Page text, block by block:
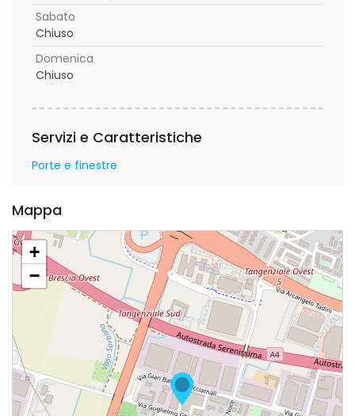
Sabato
Chiuso
Domenica
Chiuso
Servizi e Caratteristiche
Porte e finestre
Mappa
+
−